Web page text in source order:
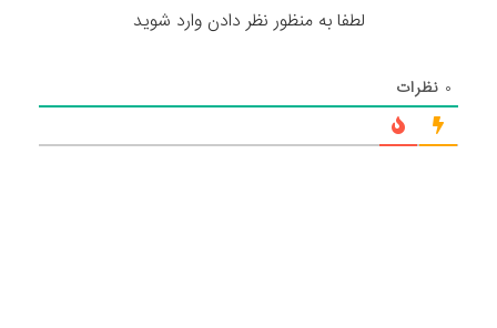
لطفا به منظور نظر دادن وارد شوید
۰ نظرات